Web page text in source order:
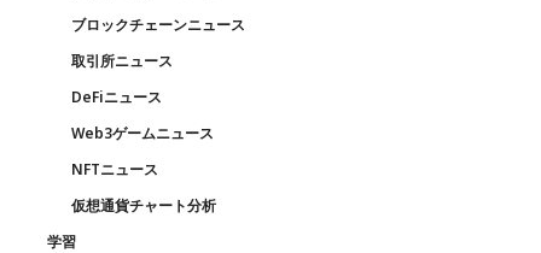
ブロックチェーンニュース
取引所ニュース
DeFiニュース
Web3ゲームニュース
NFTニュース
仮想通貨チャート分析
学習